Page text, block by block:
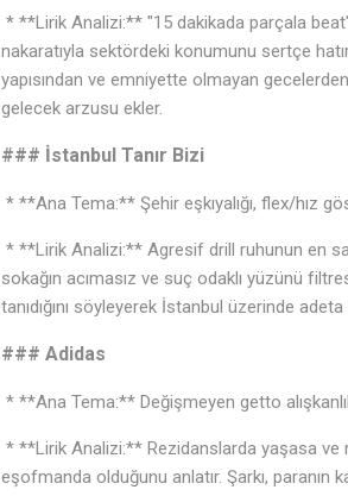
* **Lirik Analizi:** "15 dakikada parçala
nakaratıyla sektördeki konumunu sertçe
yapısından ve emniyette olmayan
gelecek arzusu ekler.
### İstanbul Tanır Bizi
* **Ana Tema:** Şehir eşkıyalığı, flex/hız
* **Lirik Analizi:** Agresif drill ruhunun en
sokağın acımasız ve suç odaklı yüzünü
tanıdığını söyleyerek İstanbul üzerinde
### Adidas
* **Ana Tema:** Değişmeyen getto
* **Lirik Analizi:** Rezidanslarda yaşasa ve
eşofmanda olduğunu anlatır. Şarkı,